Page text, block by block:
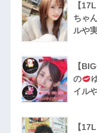
【
ちゃ
ルや
【
の
イル
【